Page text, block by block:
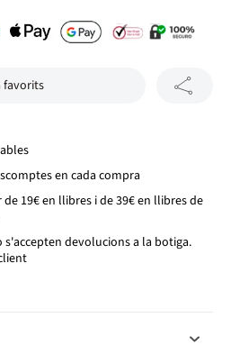
favorits
en cada compra
19€ en llibres i de 39€ en llibres de
devolucions a la botiga.